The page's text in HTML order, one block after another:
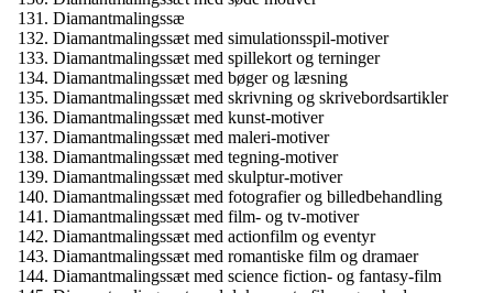
Diamantmalingssæ
Diamantmalingssæt med simulationsspil-motiver
Diamantmalingssæt med spillekort og terninger
Diamantmalingssæt med bøger og læsning
Diamantmalingssæt med skrivning og skrivebordsartikler
Diamantmalingssæt med kunst-motiver
Diamantmalingssæt med maleri-motiver
Diamantmalingssæt med tegning-motiver
Diamantmalingssæt med skulptur-motiver
Diamantmalingssæt med fotografier og billedbehandling
Diamantmalingssæt med film- og tv-motiver
Diamantmalingssæt med actionfilm og eventyr
Diamantmalingssæt med romantiske film og dramaer
Diamantmalingssæt med science fiction- og fantasy-film